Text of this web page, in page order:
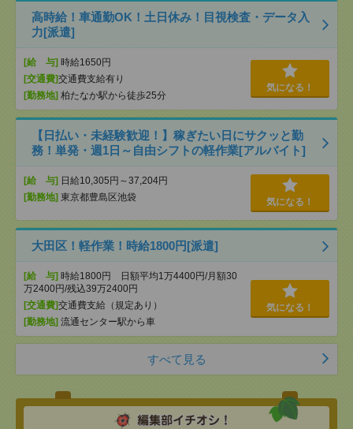
高時給！車通勤OK！土日休み！目視検査・データ入
力[派遣]
[給 与] 時給1650円
[交通費]交通費支給有り
[勤務地] 柏たなか駅から徒歩25分
気になる！
【日払い・未経験歓迎！】稼ぎたい日にサクッと勤
務！単発・週1日～自由シフトの軽作業[アルバイト]
[給 与] 日給10,305円～37,204円
[勤務地] 東京都豊島区池袋 気になる！
大田区！軽作業！時給1800円[派遣]
[給 与] 時給1800円 日額平均1万4400円/月額30
万2400円/残込39万2400円
[交通費]交通費支給（規定あり）
[勤務地] 流通センター駅から車
気になる！
すべて見る